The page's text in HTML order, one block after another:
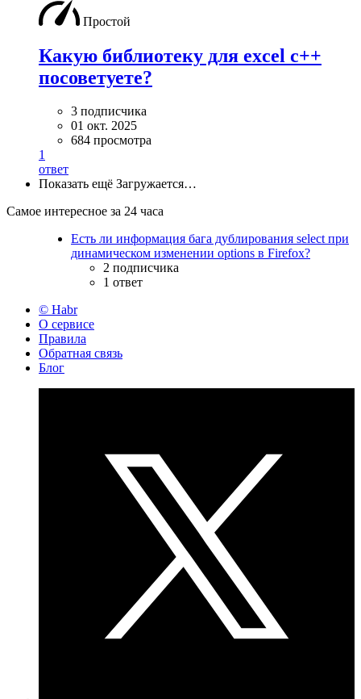
Простой
Какую библиотеку для excel c++
посоветуете?
3 подписчика
01 окт. 2025
684 просмотра
1
ответ
Показать ещё Загружается…
Самое интересное за 24 часа
Есть ли информация бага дублирования select при
динамическом изменении options в Firefox?
2 подписчика
1 ответ
© Habr
О сервисе
Правила
Обратная связь
Блог